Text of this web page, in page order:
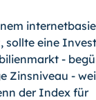
sollte eine
-
Zinsni­veau -
der Index für